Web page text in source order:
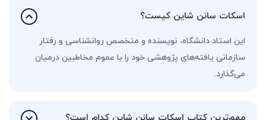
اسکات سانن شاین کیست؟
این استاد دانشگاه، نویسنده و متخصص روانشناسی و رفتار
سازمانی یافته‌های پژوهشی خود را با عموم مخاطبین درمیان
می‌گذارد.